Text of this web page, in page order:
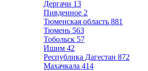
Дергачи 13
Пивденное 2
Тюменская область 881
Тюмень 563
Тобольск 57
Ишим 42
Республика Дагестан 872
Махачкала 414